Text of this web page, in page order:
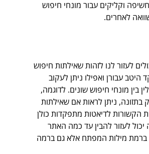
וקליקים עבור מונחי חיפוש
לאחרים.
לעזור לנו לזהות שאילתות חיפוש
עבורן ואפילו ניתן לעקוב
בין מונחי חיפוש שונים. לדוגמה,
ניתן לראות אם שאילתות
הקשורות לדיאטות מתפקדות כולן
יכול לעזור להבין עד כמה האתר
ברמת מילות המפתח אלא גם ברמה